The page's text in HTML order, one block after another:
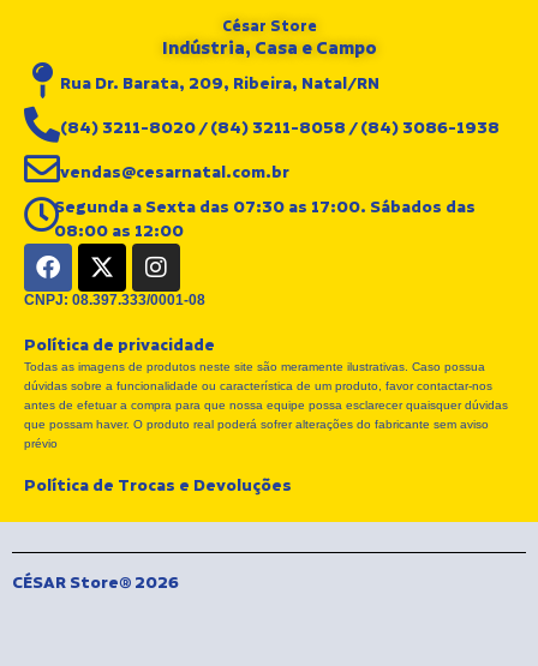
César Store
Indústria, Casa e Campo
Rua Dr. Barata, 209, Ribeira, Natal/RN
(84) 3211-8020 / (84) 3211-8058 / (84) 3086-1938
vendas@cesarnatal.com.br
Segunda a Sexta das 07:30 as 17:00. Sábados das
08:00 as 12:00
F
a
c
b
o
o
k
X
-
t
i
t
t
e
I
n
s
a
g
r
a
CNPJ: 08.397.333/0001-08
Política de privacidade
Todas as imagens de produtos neste site são meramente ilustrativas. Caso possua
dúvidas sobre a funcionalidade ou característica de um produto, favor contactar-nos
antes de efetuar a compra para que nossa equipe possa esclarecer quaisquer dúvidas
que possam haver. O produto real poderá sofrer alterações do fabricante sem aviso
prévio
Política de Trocas e Devoluções
CÉSAR Store® 2026